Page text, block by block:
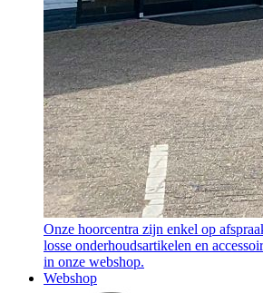
Onze hoorcentra zijn enkel op
losse onderhoudsartikelen en
in onze webshop.
Webshop